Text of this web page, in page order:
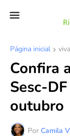
Página inicial viva
Confira
Sesc-
outubro
Por Camila